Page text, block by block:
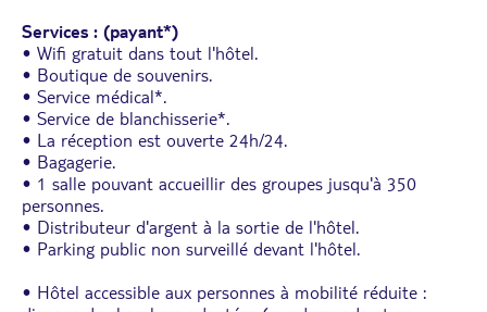
Services : (payant*)
• Wifi gratuit dans tout l'hôtel.
• Boutique de souvenirs.
• Service médical*.
• Service de blanchisserie*.
• La réception est ouverte 24h/24.
• Bagagerie.
• 1 salle pouvant accueillir des groupes jusqu'à 350
personnes.
• Distributeur d'argent à la sortie de l'hôtel.
• Parking public non surveillé devant l'hôtel.
• Hôtel accessible aux personnes à mobilité réduite :